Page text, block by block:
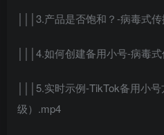
│││3.产品是否饱和？-病毒式
│││4.如何创建备用小号-病毒
│││5.实时示例-TikTok备用小
级）.mp4